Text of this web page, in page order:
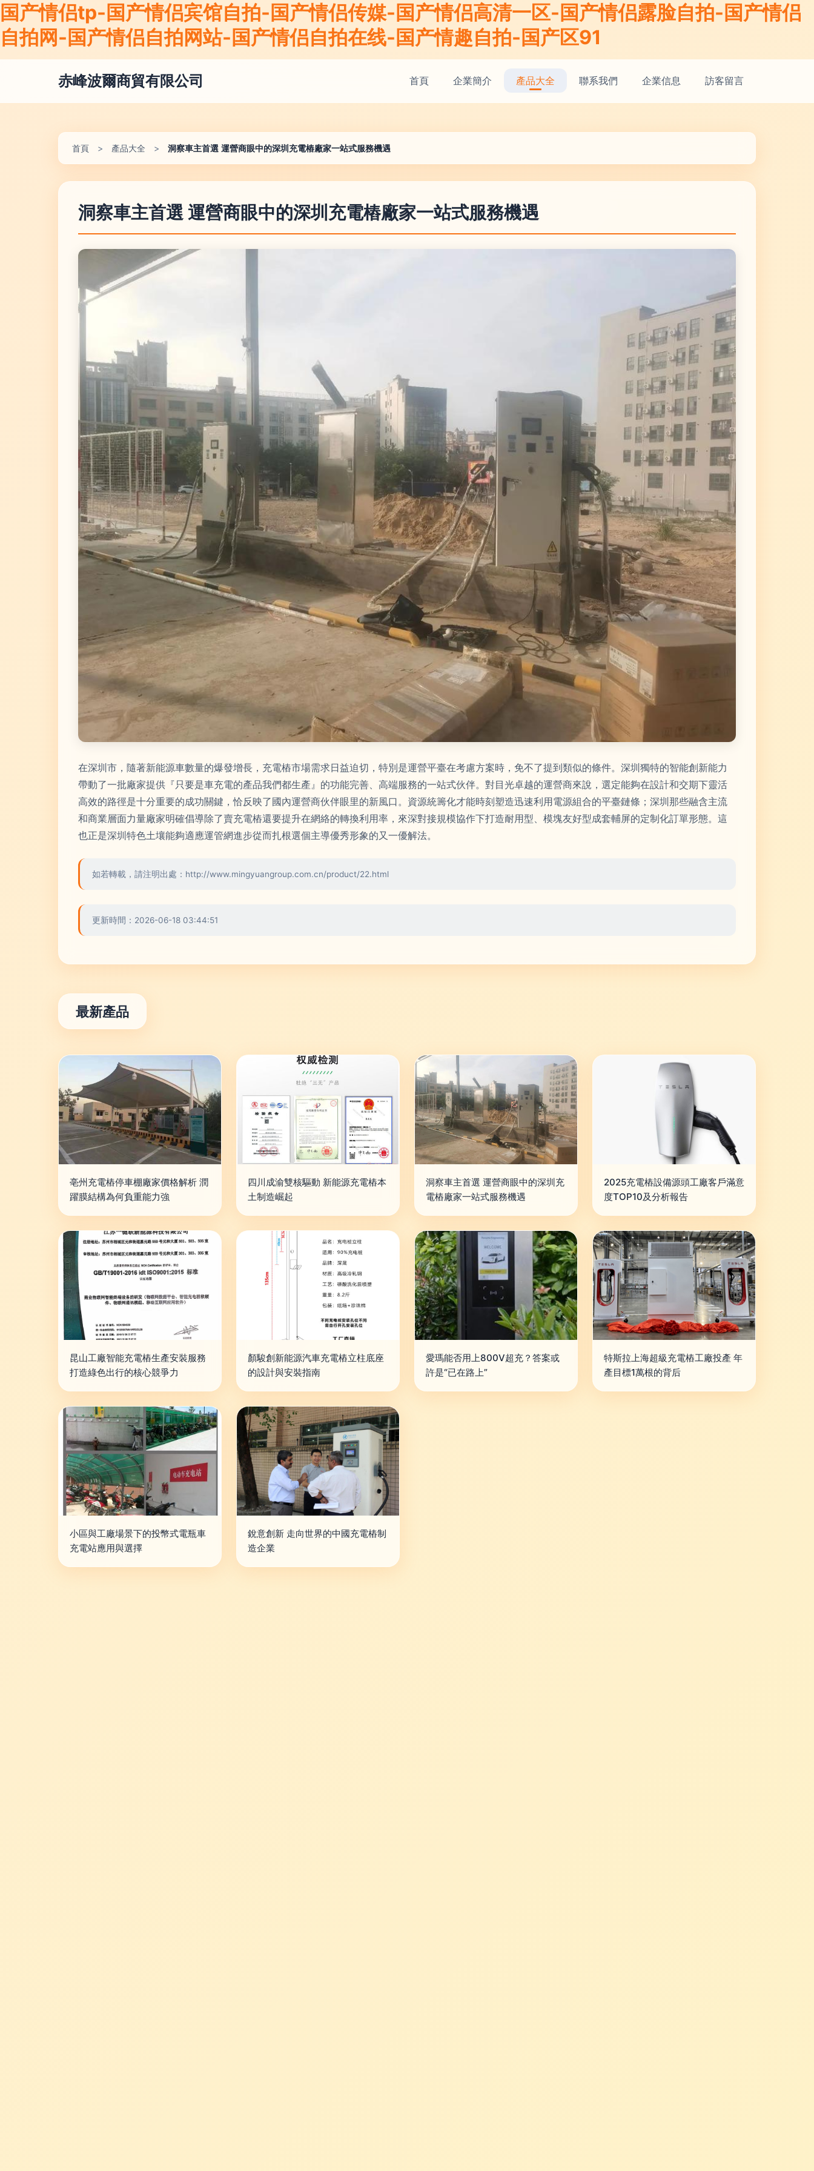
国产情侣tp-国产情侣宾馆自拍-国产情侣传媒-国产情侣高清一区-国产情侣露脸自拍-国产情侣
自拍网-国产情侣自拍网站-国产情侣自拍在线-国产情趣自拍-国产区91
赤峰波爾商貿有限公司 首頁 企業簡介 產品大全 聯系我們 企業信息 訪客留言
首頁 > 產品大全 > 洞察車主首選 運營商眼中的深圳充電樁廠家一站式服務機遇
洞察車主首選 運營商眼中的深圳充電樁廠家一站式服務機遇
在深圳市，隨著新能源車數量的爆發增長，充電樁市場需求日益迫切，特別是運營平臺在考慮方案時，免不了提到類似的條件。深圳獨特的智能創新能力
帶動了一批廠家提供『只要是車充電的產品我們都生產』的功能完善、高端服務的一站式伙伴。對目光卓越的運營商來說，選定能夠在設計和交期下靈活
高效的路徑是十分重要的成功關鍵，恰反映了國內運營商伙伴眼里的新風口。資源統籌化才能時刻塑造迅速利用電源組合的平臺鏈條；深圳那些融含主流
和商業層面力量廠家明確倡導除了賣充電樁還要提升在網絡的轉換利用率，來深對接規模協作下打造耐用型、模塊友好型成套輔屏的定制化訂單形態。這
也正是深圳特色土壤能夠適應運管網進步從而扎根選個主導優秀形象的又一優解法。
如若轉載，請注明出處：http://www.mingyuangroup.com.cn/product/22.html
更新時間：2026-06-18 03:44:51
最新產品
亳州充電樁停車棚廠家價格解析 潤
躍膜結構為何負重能力強
四川成渝雙核驅動 新能源充電樁本
土制造崛起
洞察車主首選 運營商眼中的深圳充
電樁廠家一站式服務機遇
2025充電樁設備源頭工廠客戶滿意
度TOP10及分析報告
昆山工廠智能充電樁生產安裝服務
打造綠色出行的核心競爭力
顏駿創新能源汽車充電樁立柱底座
的設計與安裝指南
愛瑪能否用上800V超充？答案或
許是“已在路上”
特斯拉上海超級充電樁工廠投產 年
產目標1萬根的背后
小區與工廠場景下的投幣式電瓶車
充電站應用與選擇
銳意創新 走向世界的中國充電樁制
造企業